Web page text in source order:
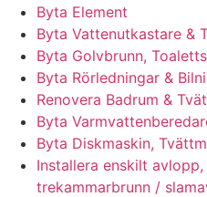
Byta Element
Byta Vattenutkastare &
Byta Golvbrunn,
Byta Rörledningar &
Renovera Badrum &
Byta
Byta Diskmaskin,
Installera enskilt
trekammarbrunn /